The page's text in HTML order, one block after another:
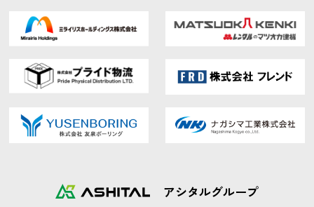
アシタルグループ